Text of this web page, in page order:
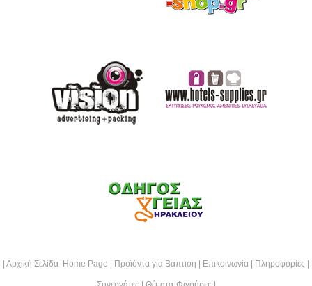
Αρχική Σελίδα Home Page Προϊόντα για Βάπτιση Επικοινωνία Πληροφορίες